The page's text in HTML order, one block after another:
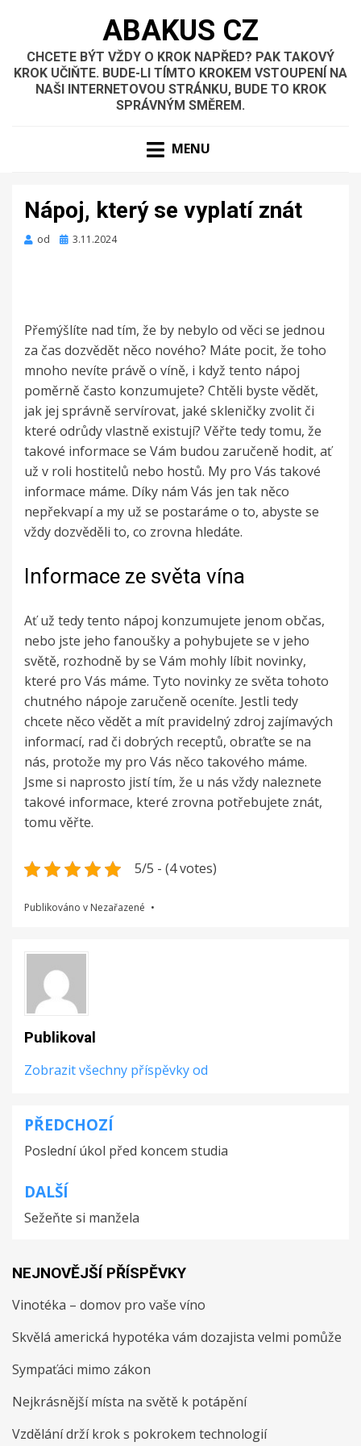
ABAKUS CZ
CHCETE BÝT VŽDY O KROK NAPŘED? PAK TAKOVÝ
KROK UČIŇTE. BUDE-LI TÍMTO KROKEM VSTOUPENÍ NA
NAŠI INTERNETOVOU STRÁNKU, BUDE TO KROK
SPRÁVNÝM SMĚREM.
MENU
Nápoj, který se vyplatí znát
od
Zveřejněno
3.11.2024
Přemýšlíte nad tím, že by nebylo od věci se jednou
za čas dozvědět něco nového? Máte pocit, že toho
mnoho nevíte právěo víně, i když tento nápoj
poměrně často konzumujete? Chtěli byste vědět,
jak jej správně servírovat, jaké skleničky zvolit či
které odrůdy vlastně existují? Věřte tedy tomu, že
takové informace se Vám budou zaručeně hodit, ať
už v roli hostitelů nebo hostů. My pro Vás takové
informace máme. Díky nám Vás jen tak něco
nepřekvapí a my už se postaráme o to, abyste se
vždy dozvěděli to, co zrovna hledáte.
Informace ze světa vína
Ať už tedy tento nápoj konzumujete jenom občas,
nebo jste jeho fanoušky a pohybujete se v jeho
světě, rozhodně by se Vám mohly líbit novinky,
které pro Vás máme. Tyto novinky ze světa tohoto
chutného nápoje zaručeně oceníte. Jestli tedy
chcete něco vědět a mít pravidelný zdroj zajímavých
informací, rad či dobrých receptů, obraťte se na
nás, protože my pro Vás něco takového máme.
Jsme si naprosto jistí tím, že u nás vždy naleznete
takové informace, které zrovna potřebujete znát,
tomu věřte.
5/5 - (4 votes)
Publikováno v Nezařazené
Publikoval
Zobrazit všechny příspěvky od
Navigace
pro
příspěvek
PŘEDCHOZÍ
Poslední úkol před koncem studia
DALŠÍ
Sežeňte si manžela
NEJNOVĚJŠÍ PŘÍSPĚVKY
Vinotéka – domov pro vaše víno
Skvělá americká hypotéka vám dozajista velmi pomůže
Sympaťáci mimo zákon
Nejkrásnější místa na světě k potápění
Vzdělání drží krok s pokrokem technologií